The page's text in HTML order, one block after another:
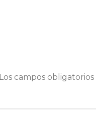
Los campos